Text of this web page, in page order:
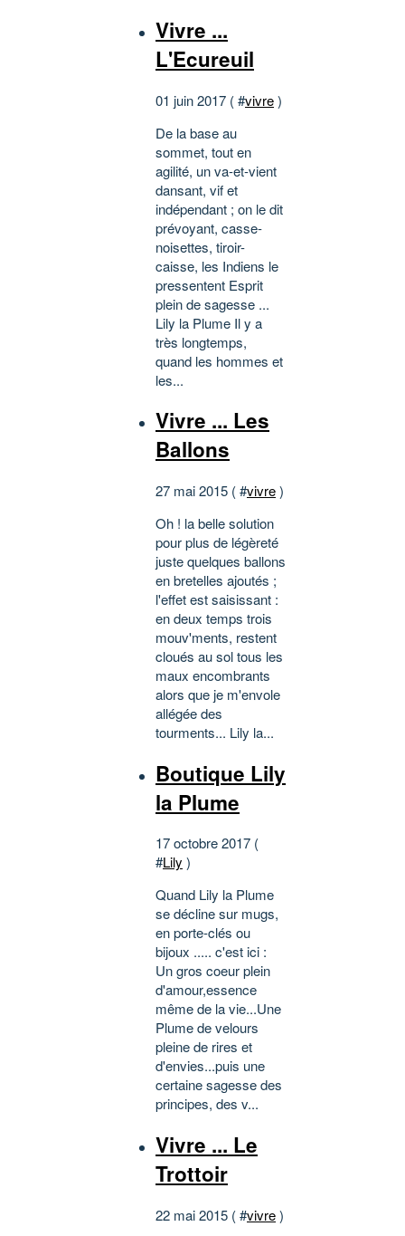
Vivre ...
L'Ecureuil
01 juin 2017 ( #vivre)
De la base au
sommet, tout en
agilité, un va-et-vient
dansant, vif et
indépendant ; on le dit
prévoyant, casse-
noisettes, tiroir-
caisse, les Indiens le
pressentent Esprit
plein de sagesse ...
Lily la Plume Il y a
très longtemps,
quand les hommes et
les...
Vivre ... Les
Ballons
27 mai 2015 ( #vivre)
Oh ! la belle solution
pour plus de légèreté
juste quelques ballons
en bretelles ajoutés ;
l'effet est saisissant :
en deux temps trois
mouv'ments, restent
cloués au sol tous les
maux encombrants
alors que je m'envole
allégée des
tourments... Lily la...
Boutique Lily
la Plume
17 octobre 2017 (
#Lily )
Quand Lily la Plume
se décline sur mugs,
en porte-clés ou
bijoux ..... c'est ici :
Un gros coeur plein
d'amour,essence
même de la vie...Une
Plume de velours
pleine de rires et
d'envies...puis une
certaine sagesse des
principes, des v...
Vivre ... Le
Trottoir
22 mai 2015 ( #vivre)